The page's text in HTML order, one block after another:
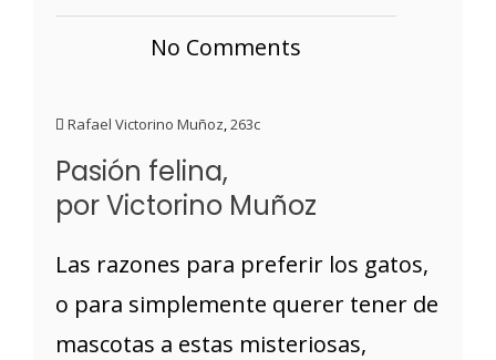
No Comments
Rafael Victorino Muñoz,263c
Pasión felina,
por Victorino Muñoz
Las razones para preferir los gatos,
o para simplemente querer tener de
mascotas a estas misteriosas,